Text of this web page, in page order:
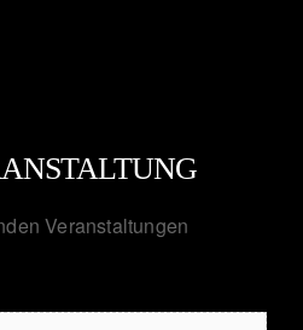
Veranstaltungen